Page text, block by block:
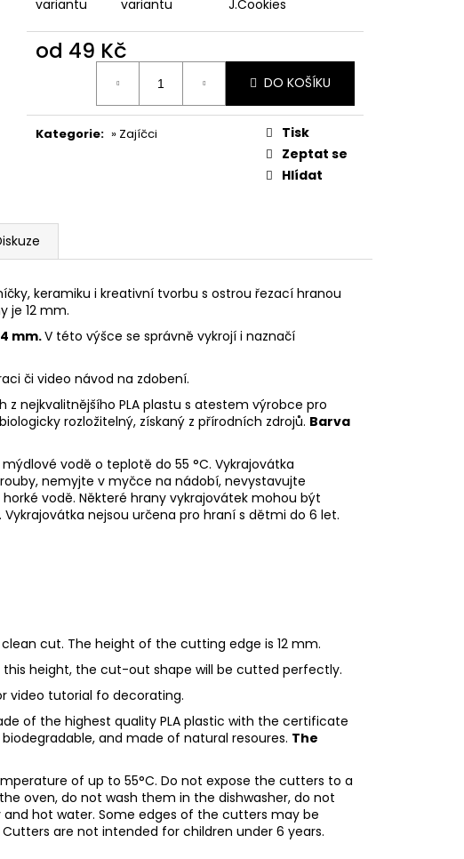
variantu
variantu
J.Cookies
od 49 Kč
DO KOŠÍKU
Kategorie: » Zajíčci
Tisk
Zeptat se
Hlídat
keramiku i kreativní tvorbu s ostrou řezací hranou
je 12 mm.
mm.V této výšce se správně vykrojí i naznačí
či video návod na zdobení.
z nejkvalitnějšího PLA plastu s atestem výrobce pro
rozložitelný, získaný z přírodních zdrojů. Barva
vodě o teplotě do 55 °C. Vykrajovátka
nemyjte v myčce na nádobí, nevystavujte
vodě. Některé hrany vykrajovátek mohou být
nejsou určena pro hraní s dětmi do 6 let.
cut. The height of the cutting edge is 12 mm.
this height, the cut-out shape will be cutted perfectly.
video tutorial fo decorating.
of the highest quality PLA plastic with the certificate
and made of natural resoures. The
of up to 55°C. Do not expose the cutters to a
oven, do not wash them in the dishwasher, do not
hot water. Some edges of the cutters may be
are not intended for children under 6 years.
PODZIMNÍ KOLEKCE